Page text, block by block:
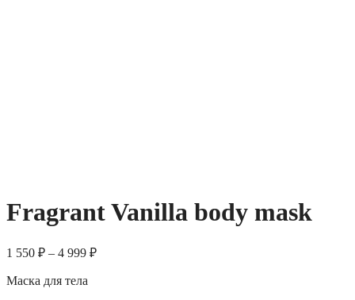
Fragrant Vanilla body mask
1 550 ₽ – 4 999 ₽
Маска для тела